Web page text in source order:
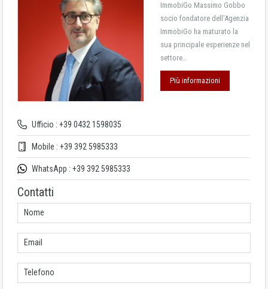
Ufficio : +39 0432 1598035
Mobile : +39 392 5985333
WhatsApp : +39 392 5985333
ImmobiGo Massimo Gobbo
socio fondatore dell'Agenzia
ImmobiGo ha maturato la
sua principale esperienze nel
settore…
Più informazioni
Contatti